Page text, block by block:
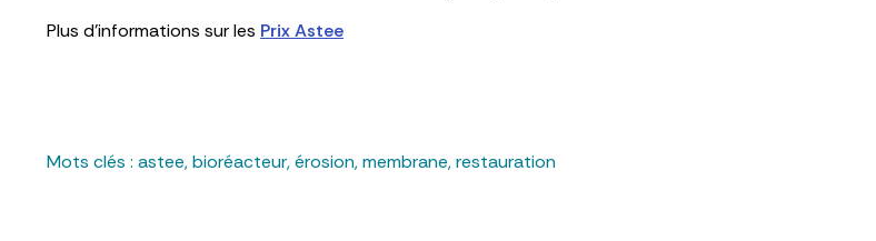
Plus d’informations sur les Prix Astee
Mots clés : astee,bioréacteur,érosion,membrane,restauration